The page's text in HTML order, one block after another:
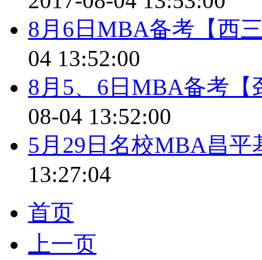
8月6日MBA备考【西
04 13:52:00
8月5、6日MBA备考
08-04 13:52:00
5月29日名校MBA昌平
13:27:04
首页
上一页